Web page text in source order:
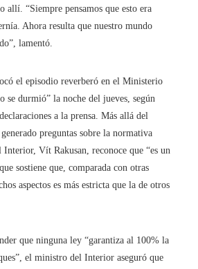
allí. “Siempre pensamos que esto era
Ahora resulta que nuestro mundo
lamentó.
el episodio reverberó en el Ministerio
se durmió” la noche del jueves, según
a la prensa. Más allá del
preguntas sobre la normativa
Vít Rakusan, reconoce que “es un
sostiene que, comparada con otras
aspectos es más estricta que la de otros
que ninguna ley “garantiza al 100% la
el ministro del Interior aseguró que